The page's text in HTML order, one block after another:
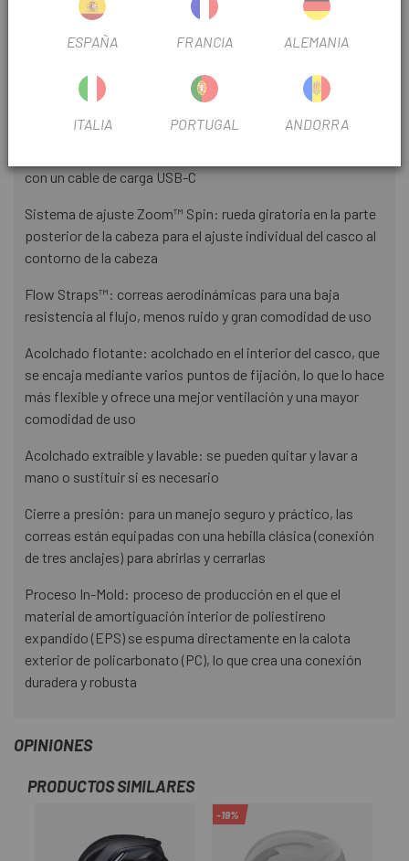
ventilación están conectadas entre sí mediante canales en
el interior para canalizar el aire entrante a través del casco y
garantizar así la máxima circulación de aire y un clima
agradable en la cabeza
puede adquirir por separado mejora la visibilidad, se fija a la
con un cable de carga USB-C
Sistema de ajuste Zoom™ Spin: rueda giratoria en la parte
posterior de la cabeza para el ajuste individual del casco al
contorno de la cabeza
Flow Straps™: correas aerodinámicas para una baja
resistencia al flujo, menos ruido y gran comodidad de uso
Acolchado flotante: acolchado en el interior del casco, que
se encaja mediante varios puntos de fijación, lo que lo hace
más flexible y ofrece una mejor ventilación y una mayor
comodidad de uso
Acolchado extraíble y lavable: se pueden quitar y lavar a
mano o sustituir si es necesario
Cierre a presión: para un manejo seguro y práctico, las
correas están equipadas con una hebilla clásica (conexión
de tres anclajes) para abrirlas y cerrarlas
Proceso In-Mold: proceso de producción en el que el
material de amortiguación interior de poliestireno
expandido (EPS) se espuma directamente en la calota
exterior de policarbonato (PC), lo que crea una conexión
duradera y robusta
OPINIONES
PRODUCTOS SIMILARES
-19%
ESPAÑA FRANCIA ALEMANIA
ITALIA PORTUGAL ANDORRA